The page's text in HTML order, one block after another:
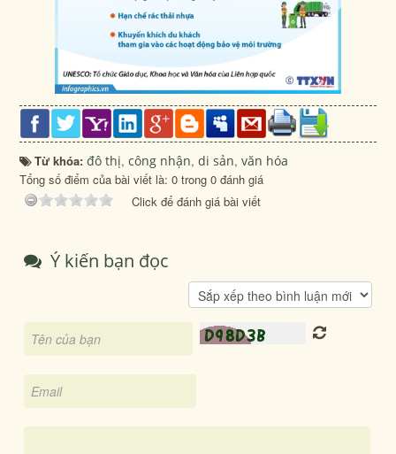
Từ khóa:đô thị,công nhận,di sản,văn hóa
Tổng số điểm của bài viết là: 0 trong 0 đánh giá
Click để đánh giá bài viết
Ý kiến bạn đọc